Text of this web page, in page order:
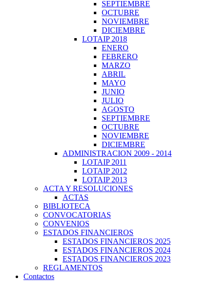
SEPTIEMBRE
OCTUBRE
NOVIEMBRE
DICIEMBRE
LOTAIP 2018
ENERO
FEBRERO
MARZO
ABRIL
MAYO
JUNIO
JULIO
AGOSTO
SEPTIEMBRE
OCTUBRE
NOVIEMBRE
DICIEMBRE
ADMINISTRACION 2009 - 2014
LOTAIP 2011
LOTAIP 2012
LOTAIP 2013
ACTA Y RESOLUCIONES
ACTAS
BIBLIOTECA
CONVOCATORIAS
CONVENIOS
ESTADOS FINANCIEROS
ESTADOS FINANCIEROS 2025
ESTADOS FINANCIEROS 2024
ESTADOS FINANCIEROS 2023
REGLAMENTOS
Contactos